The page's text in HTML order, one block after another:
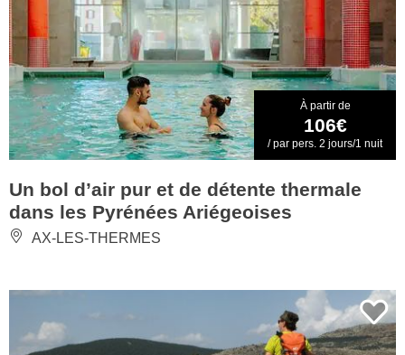
À partir de
106€
/ par pers. 2 jours/1 nuit
Un bol d’air pur et de détente thermale
dans les Pyrénées Ariégeoises
AX-LES-THERMES